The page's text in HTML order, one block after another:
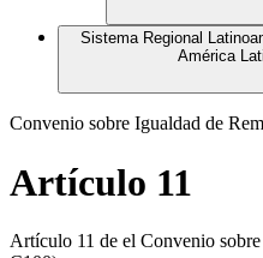
Sistema Regional
América
Convenio sobre Igualdad de
Artículo 11
Artículo 11 de el Convenio